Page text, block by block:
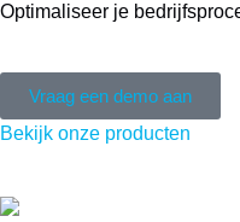
Optimaliseer je
Vraag een demo aan
Bekijk onze producten